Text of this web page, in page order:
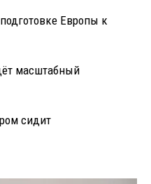
Европы к
масштабный
сидит